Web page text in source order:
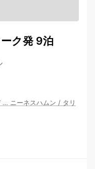
ク発 9泊
… ニーネスハムン / タリ